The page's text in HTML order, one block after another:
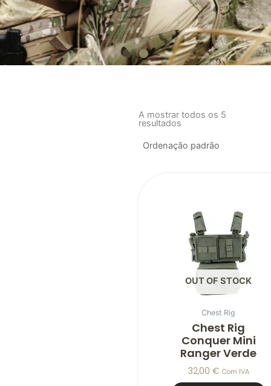
A mostrar todos os 5
resultados
OUT OF STOCK
Chest Rig
Chest Rig
Conquer Mini
Ranger Verde
32,00 € Com IVA